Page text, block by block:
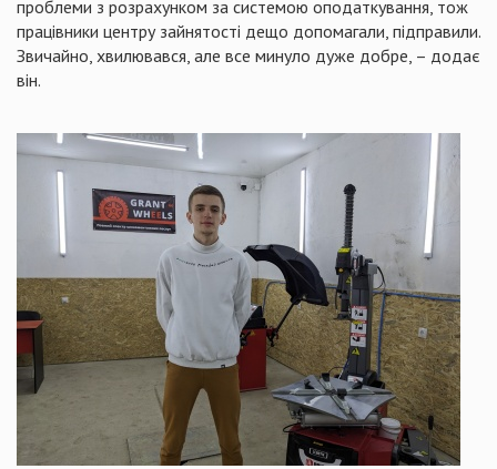
проблеми з розрахунком за системою оподаткування, тож
працівники центру зайнятості дещо допомагали, підправили.
Звичайно, хвилювався, але все минуло дуже добре, – додає
він.